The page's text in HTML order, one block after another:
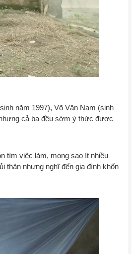
năm 1997), Võ Văn Nam (sinh
cả ba đều sớm ý thức được
tìm việc làm, mong sao ít nhiều
thân nhưng nghĩ đến gia đình khốn